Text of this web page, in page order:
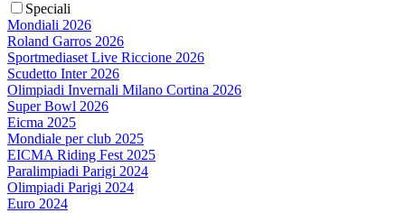
Speciali
Mondiali 2026
Roland Garros 2026
Sportmediaset Live Riccione 2026
Scudetto Inter 2026
Olimpiadi Invernali Milano Cortina 2026
Super Bowl 2026
Eicma 2025
Mondiale per club 2025
EICMA Riding Fest 2025
Paralimpiadi Parigi 2024
Olimpiadi Parigi 2024
Euro 2024